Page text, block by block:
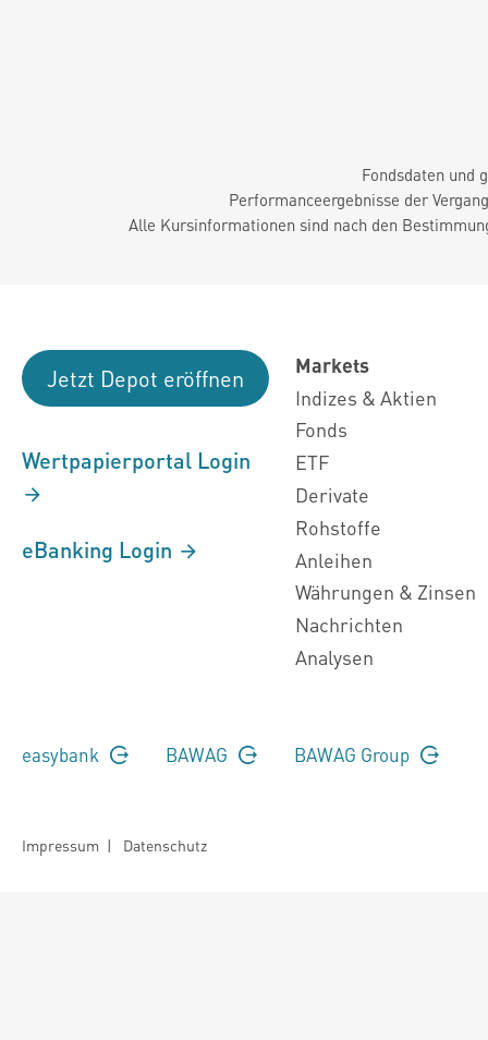
Fondsdaten und
Performanceergebnisse der
Alle Kursinformationen sind nach den
Jetzt Depot eröffnen
Wertpapierportal Login
eBanking Login
Markets
Indizes & Aktien
Fonds
ETF
Derivate
Rohstoffe
Anleihen
Währungen & Zinsen
Nachrichten
Analysen
easybank BAWAG BAWAG Group
Impressum | Datenschutz